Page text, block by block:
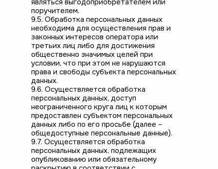
являться выгодоприобретателем или
поручителем.
9.5. Обработка персональных данных
необходима для осуществления прав и
законных интересов оператора или
третьих лиц либо для достижения
общественно значимых целей при
условии, что при этом не нарушаются
права и свободы субъекта персональных
данных.
9.6. Осуществляется обработка
персональных данных, доступ
неограниченного круга лиц к которым
предоставлен субъектом персональных
данных либо по его просьбе (далее –
общедоступные персональные данные).
9.7. Осуществляется обработка
персональных данных, подлежащих
опубликованию или обязательному